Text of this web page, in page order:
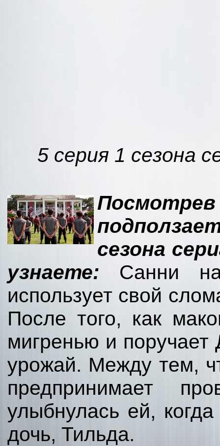
5 серия 1 сезона
сезона
узнаете: Санни
использует свой
После того, как
мигренью и поручает
урожай. Между тем,
предпринимает
улыбнулась ей,
дочь, Тильда.